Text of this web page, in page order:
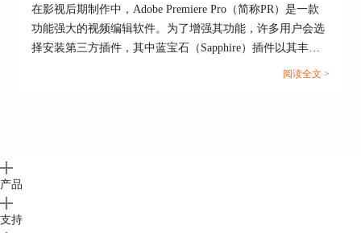
在影视后期制作中，Adobe Premiere Pro（简称PR）是一款
功能强大的视频编辑软件。为了增强其功能，许多用户会选
择安装第三方插件，其中蓝宝石（Sapphire）插件以其丰富
的特效和高效的性能深受欢迎。然而，对于新手来说，如何
阅读全文 >
产品
支持